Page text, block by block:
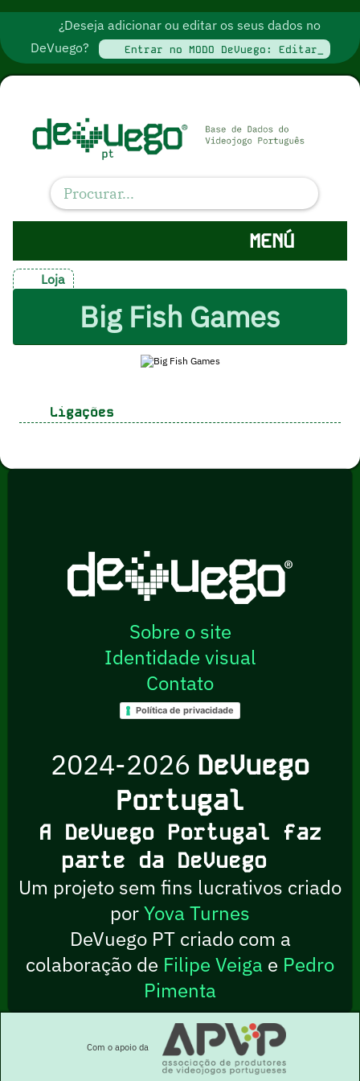
¿Deseja adicionar ou editar os seus dados no
DeVuego?
Entrar no MODO DeVuego: Editar_
MENÚ
Loja
Big Fish Games
Ligações
Sobre o site
Identidade visual
Contato
Política de privacidade
2024-2026 DeVuego
Portugal
A DeVuego Portugal faz
parte da DeVuego
Um projeto sem fins lucrativos criado
porYova Turnes
DeVuego PT criado com a
colaboração de Filipe Veiga e Pedro
Pimenta
Com o apoio da